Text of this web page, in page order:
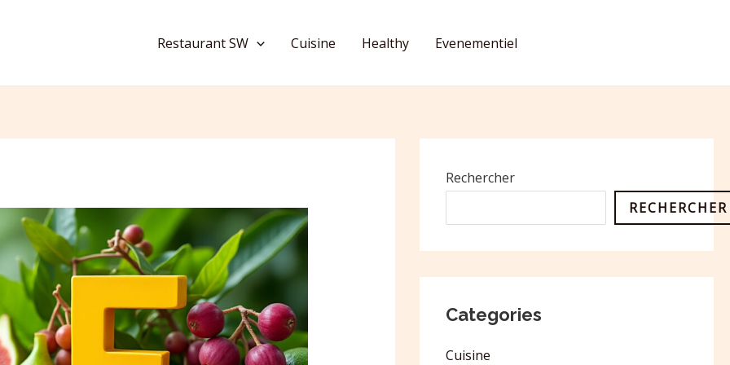
Restaurant SW Cuisine Healthy Evenementiel
Rechercher
RECHERCHER
Categories
Cuisine